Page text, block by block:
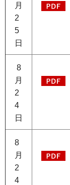
月
2
5
日
8
月
2
4
日
8
月
2
4